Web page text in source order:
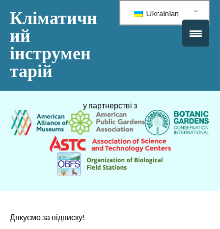
Кліматичн
ий
інструмен
тарій
Ukrainian
у партнерстві з
Дякуємо за підписку!